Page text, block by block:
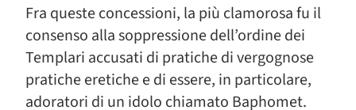
Fra queste concessioni, la più clamorosa fu il
consenso alla soppressione dell’ordine dei
Templari accusati di pratiche di vergognose
pratiche eretiche e di essere, in particolare,
adoratori di un idolo chiamato Baphomet.